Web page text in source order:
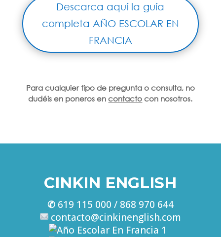
Descarca aquí la guía
completa AÑO ESCOLAR EN
FRANCIA
Para cualquier tipo de pregunta o consulta, no
dudéis en poneros encontacto con nosotros.
CINKIN ENGLISH
✆ 619 115 000 / 868 970 644
contacto@cinkinenglish.com